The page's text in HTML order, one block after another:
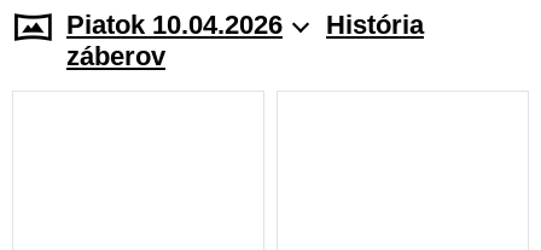
Piatok 10.04.2026
História
záberov